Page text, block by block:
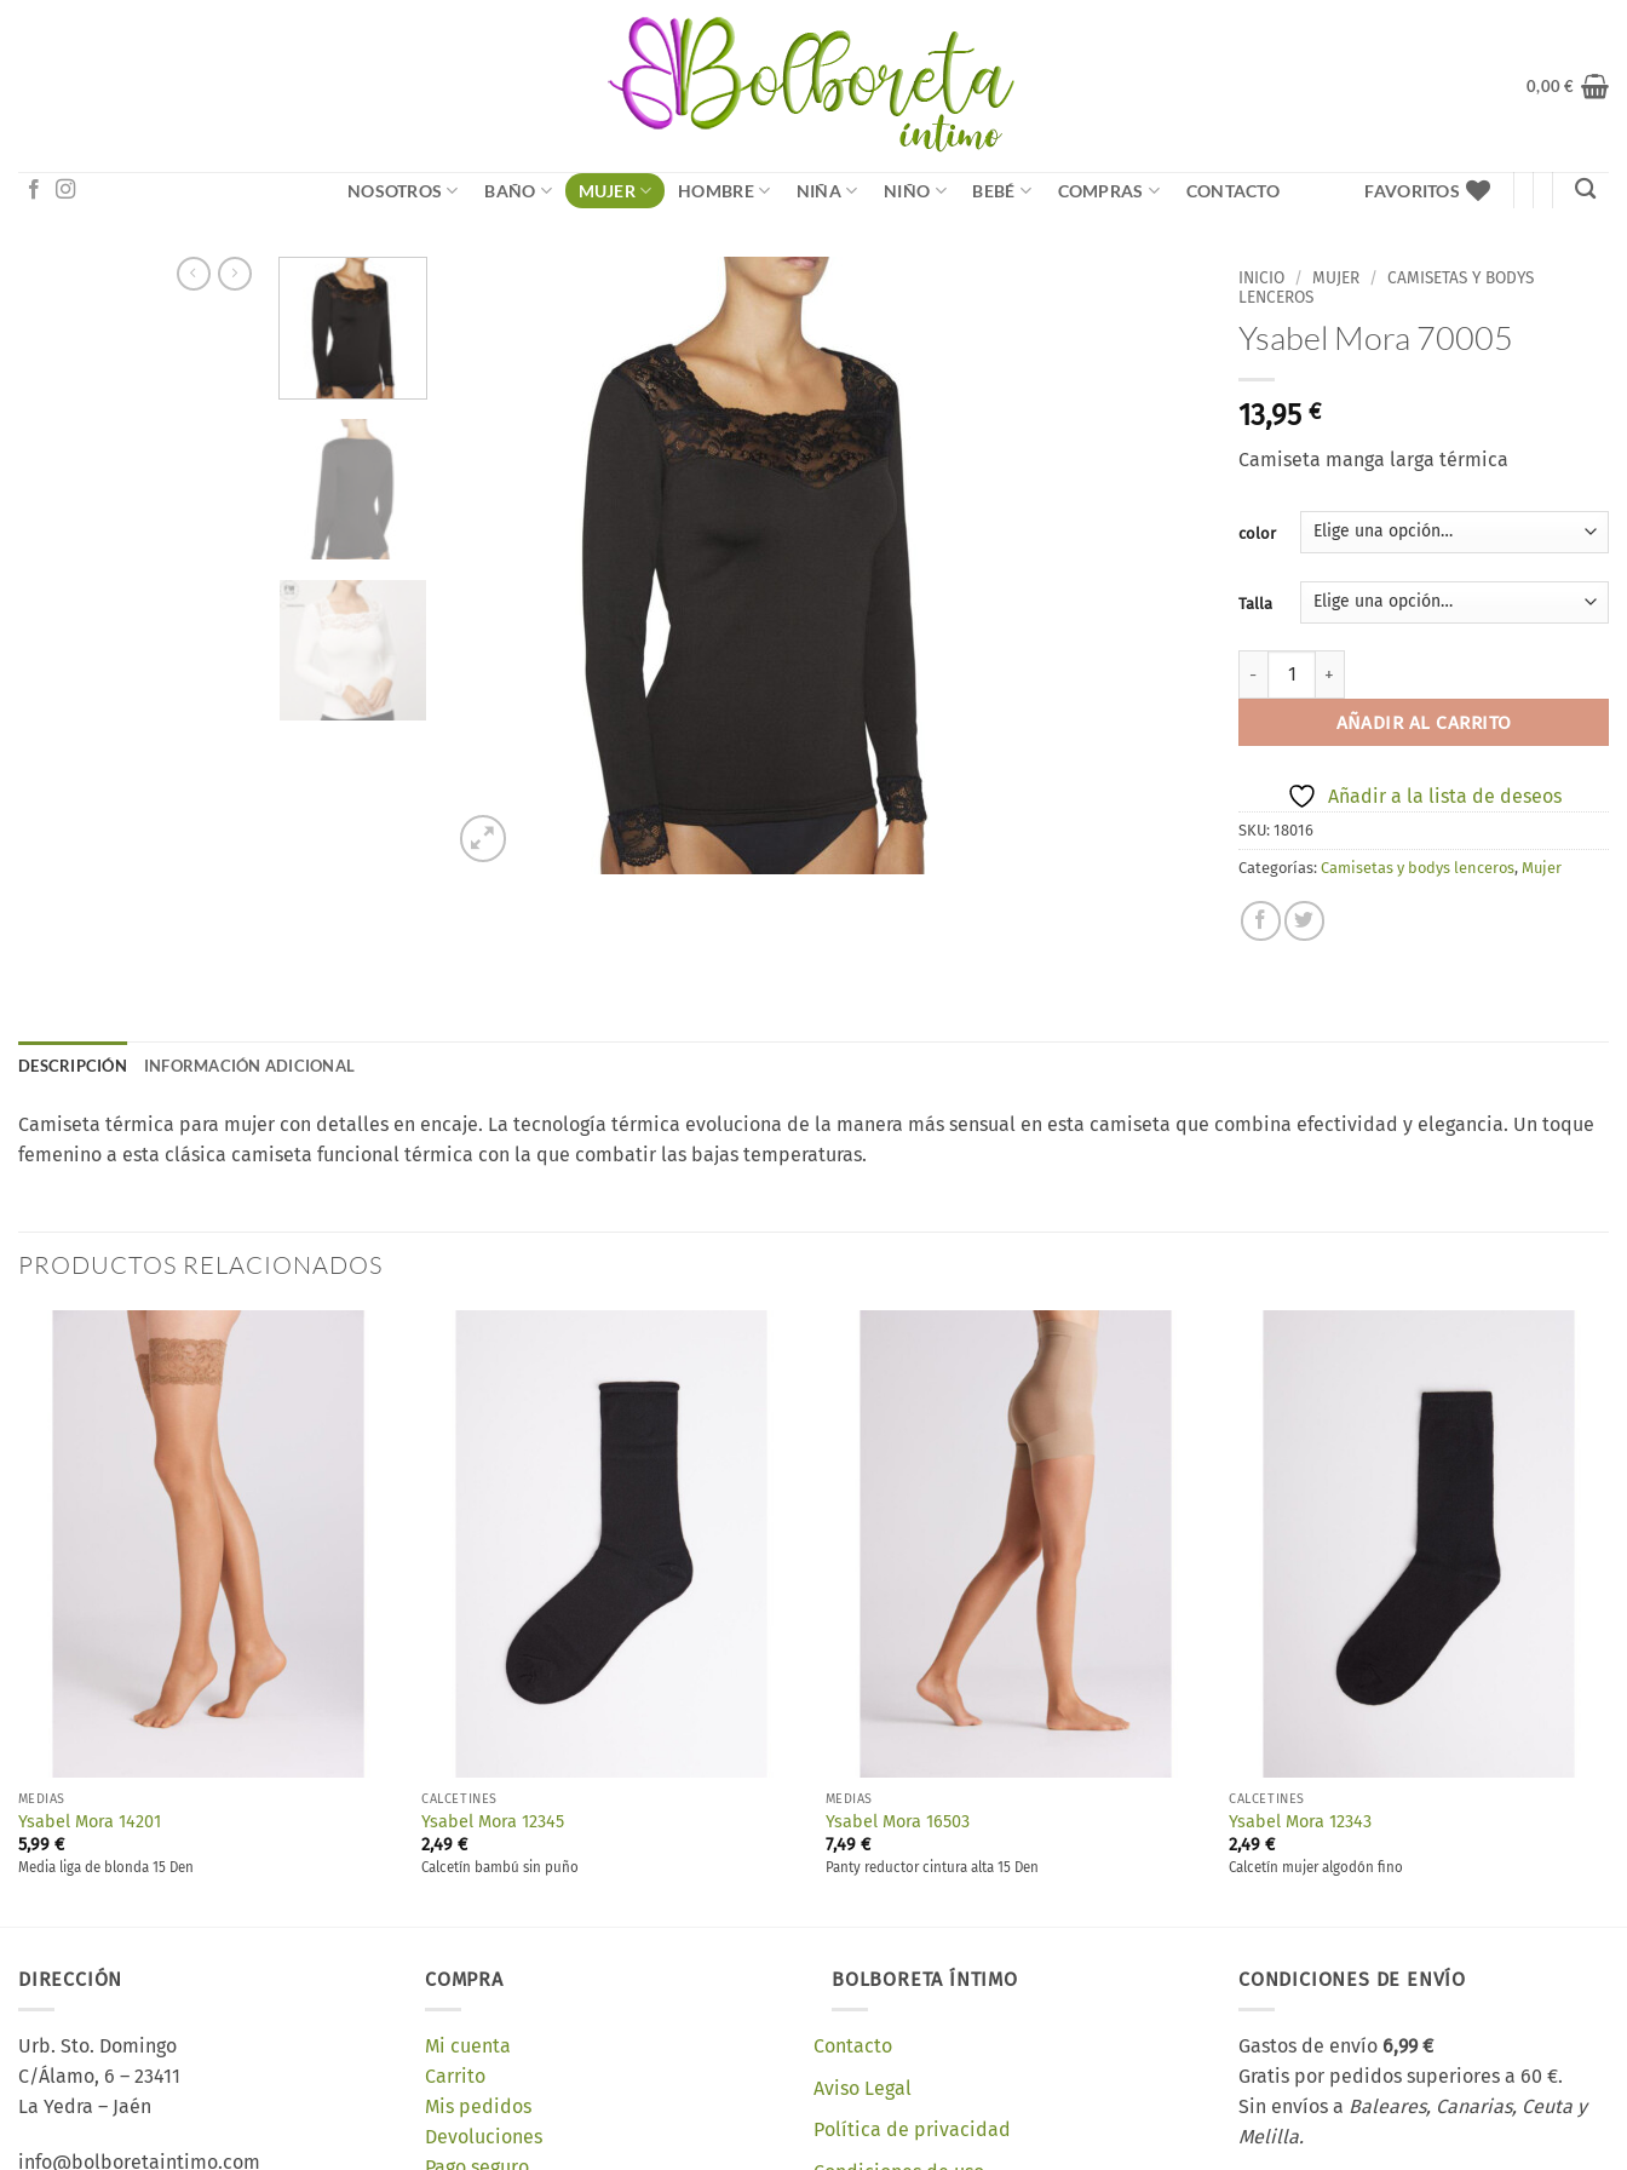
0,00€
NOSOTROS BAÑO MUJER HOMBRE NIÑA NIÑO BEBÉ COMPRAS CONTACTO FAVORITOS
INICIO / MUJER / CAMISETAS Y BODYS
LENCEROS
Ysabel Mora 70005
13,95 €
Camiseta manga larga térmica
color
Talla
Ysabel Mora 70005 cantidad
AÑADIR AL CARRITO
Añadir a la lista de deseos
SKU: 18016
Categorías: Camisetas y bodys lenceros, Mujer
DESCRIPCIÓN INFORMACIÓN ADICIONAL
Camiseta térmica para mujer con detalles en encaje. La tecnología térmica evoluciona de la manera más sensual en esta camiseta que combina efectividad y elegancia. Un toque
femenino a esta clásica camiseta funcional térmica con la que combatir las bajas temperaturas.
PRODUCTOS RELACIONADOS
MEDIAS
Ysabel Mora 14201
5,99 €
Media liga de blonda 15 Den
CALCETINES
Ysabel Mora 12345
2,49€
Calcetín bambú sin puño
MEDIAS
Ysabel Mora 16503
7,49 €
Panty reductor cintura alta 15 Den
CALCETINES
Ysabel Mora 12343
2,49€
Calcetín mujer algodón fino
DIRECCIÓN
Urb. Sto. Domingo
C/Álamo, 6 – 23411
La Yedra – Jaén
info@bolboretaintimo.com
COMPRA
Mi cuenta
Carrito
Mis pedidos
Devoluciones
BOLBORETA ÍNTIMO
Contacto
Aviso Legal
Política de privacidad
CONDICIONES DE ENVÍO
Gastos de envío 6,99 €
Gratis por pedidos superiores a 60 €.
Sin envíos a Baleares, Canarias, Ceuta y
Melilla.